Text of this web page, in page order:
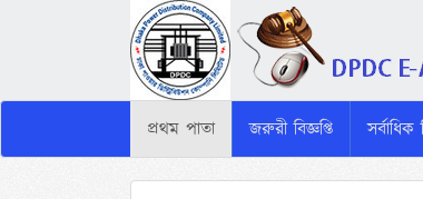
প্রথম পাতা জরুরী বিজ্ঞপ্তি সর্বাধিক